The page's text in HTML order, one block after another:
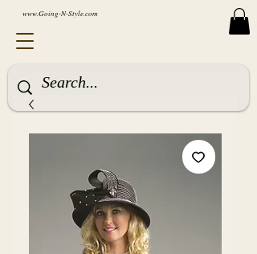
www.Going-N-Style.com